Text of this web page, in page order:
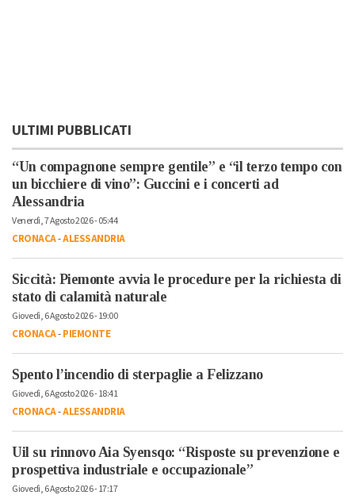
ULTIMI PUBBLICATI
“Un compagnone sempre gentile” e “il terzo tempo con
un bicchiere di vino”: Guccini e i concerti ad
Alessandria
Venerdì, 7 Agosto 2026 - 05:44
CRONACA-ALESSANDRIA
Siccità: Piemonte avvia le procedure per la richiesta di
stato di calamità naturale
Giovedì, 6 Agosto 2026 - 19:00
CRONACA-PIEMONTE
Spento l’incendio di sterpaglie a Felizzano
Giovedì, 6 Agosto 2026 - 18:41
CRONACA-ALESSANDRIA
Uil su rinnovo Aia Syensqo: “Risposte su prevenzione e
prospettiva industriale e occupazionale”
Giovedì, 6 Agosto 2026 - 17:17